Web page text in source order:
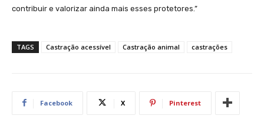
contribuir e valorizar ainda mais esses protetores.”
TAGS Castração acessível Castração animal castrações
Facebook X Pinterest